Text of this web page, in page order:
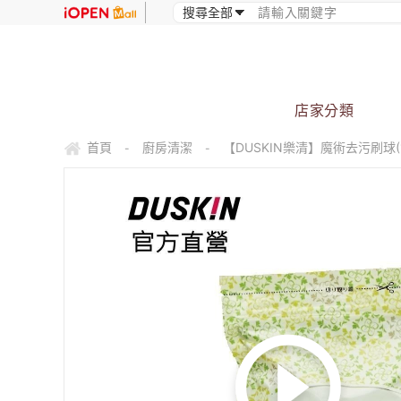
店家分類
首頁 - 廚房清潔 - 【DUSKIN樂清】魔術去污刷